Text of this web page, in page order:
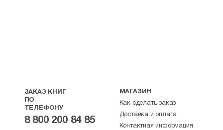
ЗАКАЗ КНИГ
ПО
ТЕЛЕФОНУ
8 800 200 84 85
МАГАЗИН
Как сделать заказ
Доставка и оплата
Контактная информация